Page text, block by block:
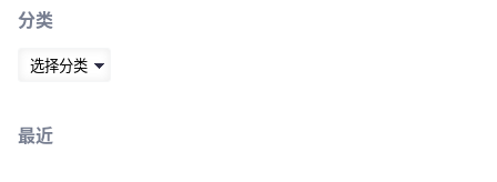
分类
类
最近